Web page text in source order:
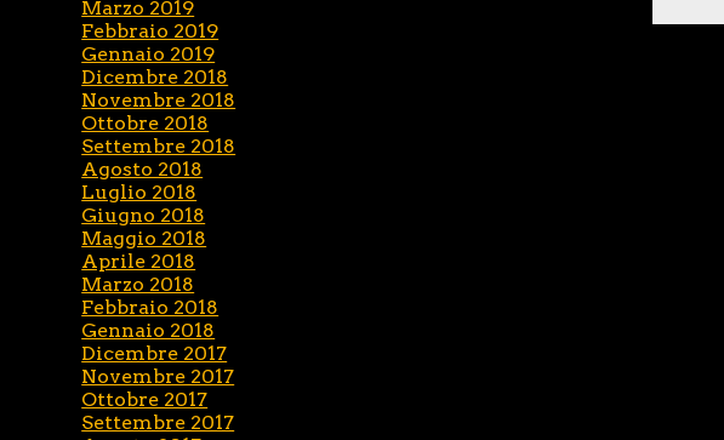
Marzo 2019
Febbraio 2019
Gennaio 2019
Dicembre 2018
Novembre 2018
Ottobre 2018
Settembre 2018
Agosto 2018
Luglio 2018
Giugno 2018
Maggio 2018
Aprile 2018
Marzo 2018
Febbraio 2018
Gennaio 2018
Dicembre 2017
Novembre 2017
Ottobre 2017
Settembre 2017